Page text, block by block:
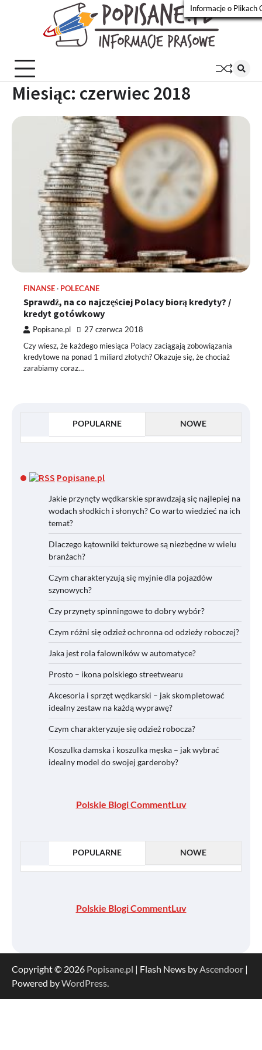
Miesiąc: czerwiec 2018
FINANSE POLECANE
Sprawdź, na co najczęściej Polacy biorą kredyty? /
kredyt gotówkowy
Popisane.pl 27 czerwca 2018
Czy wiesz, że każdego miesiąca Polacy zaciągają zobowiązania
kredytowe na ponad 1 miliard złotych? Okazuje się, że chociaż
zarabiamy coraz…
POPULARNE NOWE
Popisane.pl
Jakie przynęty wędkarskie sprawdzają się najlepiej na
wodach słodkich i słonych? Co warto wiedzieć na ich
temat?
Dlaczego kątowniki tekturowe są niezbędne w wielu
branżach?
Czym charakteryzują się myjnie dla pojazdów
szynowych?
Czy przynęty spinningowe to dobry wybór?
Czym różni się odzież ochronna od odzieży roboczej?
Jaka jest rola falowników w automatyce?
Prosto – ikona polskiego streetwearu
Akcesoria i sprzęt wędkarski – jak skompletować
idealny zestaw na każdą wyprawę?
Czym charakteryzuje się odzież robocza?
Koszulka damska i koszulka męska – jak wybrać
idealny model do swojej garderoby?
Polskie Blogi CommentLuv
POPULARNE NOWE
Polskie Blogi CommentLuv
Copyright © 2026 Popisane.pl | Flash News byAscendoor |
Powered byWordPress.
Informacje o Plikach